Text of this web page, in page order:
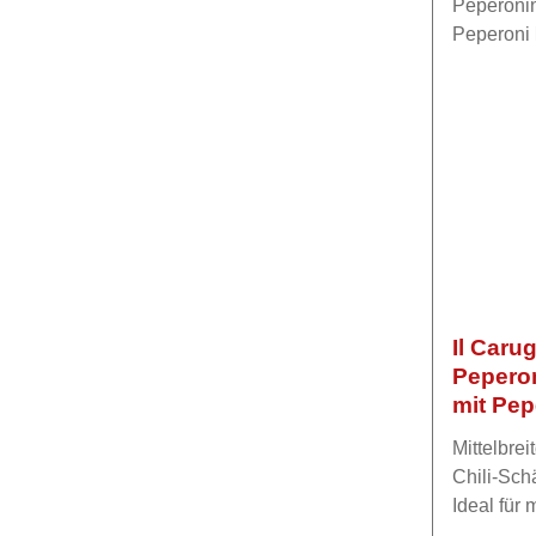
Kann
Il
mit
Chili-
Ideal für